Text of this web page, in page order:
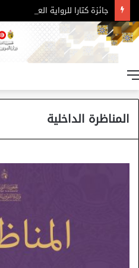
جائزة كتارا للرواية العربية – الدورة 11
المناظرة الداخلية